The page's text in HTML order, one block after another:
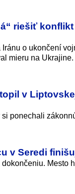
riešiť
o ukončení
mieru na Ukrajine.
v
ponechali
v Seredi
Mesto